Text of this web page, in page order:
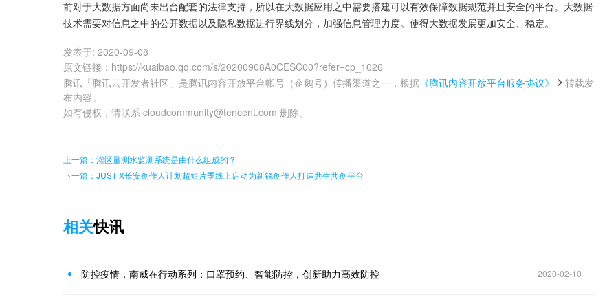
前对于大数据方面尚未出台配套的法律支持，所以在大数据应用之中需要搭建可以有效保障数据规范并且安全的平台。大数据
技术需要对信息之中的公开数据以及隐私数据进行界线划分，加强信息管理力度。使得大数据发展更加安全、稳定。
发表于: 2020-09-08
原文链接 ： https://kuaibao.qq.com/s/20200908A0CESC00?refer=cp_1026
腾讯「腾讯云开发者社区」是腾讯内容开放平台帐号（企鹅号）传播渠道之一，根据 《腾讯内容开放平台服务协议》
转载发
布内容。
如有侵权，请联系 cloudcommunity@tencent.com 删除。
上一篇：灌区量测水监测系统是由什么组成的？
下一篇：JUST X长安创作人计划超短片季线上启动为新锐创作人打造共生共创平台
相关快讯
防控疫情，南威在行动系列：口罩预约、智能防控，创新助力高效防控 2020-02-10